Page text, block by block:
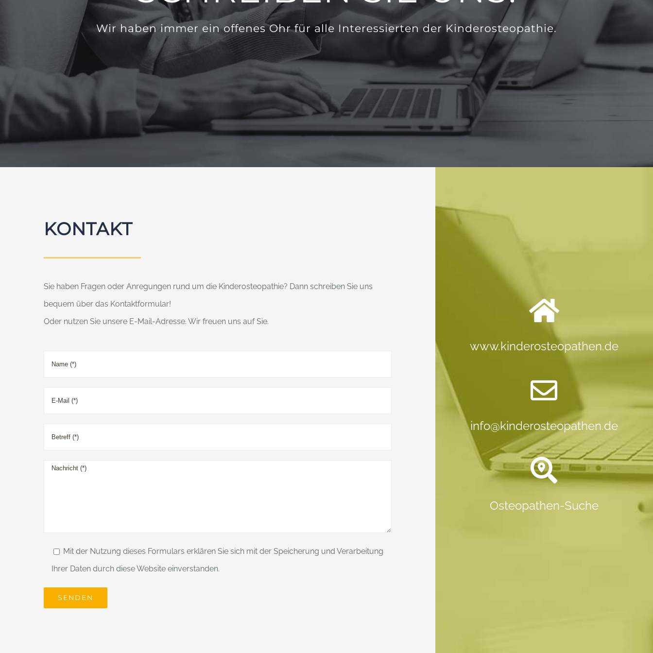
Wir haben immer ein offenes Ohr für alle Interessierten der Kinderosteopathie.
KONTAKT
Sie haben Fragen oder Anregungen rund um die Kinderosteopathie? Dann schreiben Sie uns
bequem über das Kontaktformular!
Oder nutzen Sie unsere E-Mail-Adresse. Wir freuen uns auf Sie.
Mit der Nutzung dieses Formulars erklären Sie sich mit der Speicherung und Verarbeitung
Ihrer Daten durch diese Website einverstanden.
www.kinderosteopathen.de
info@kinderosteopathen.de
Osteopathen-Suche